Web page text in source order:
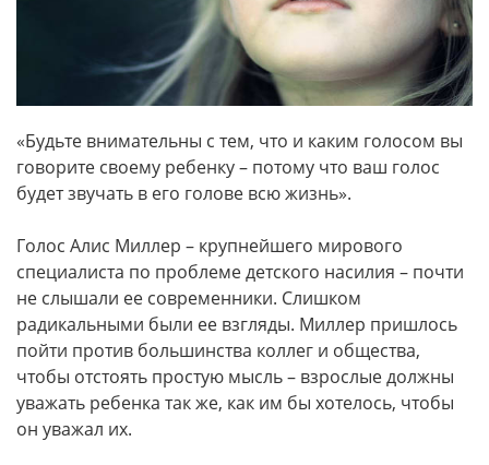
«Будьте внимательны с тем, что и каким голосом вы
говорите своему ребенку – потому что ваш голос
будет звучать в его голове всю жизнь».
Голос Алис Миллер – крупнейшего мирового
специалиста по проблеме детского насилия – почти
не слышали ее современники. Слишком
радикальными были ее взгляды. Миллер пришлось
пойти против большинства коллег и общества,
чтобы отстоять простую мысль – взрослые должны
уважать ребенка так же, как им бы хотелось, чтобы
он уважал их.